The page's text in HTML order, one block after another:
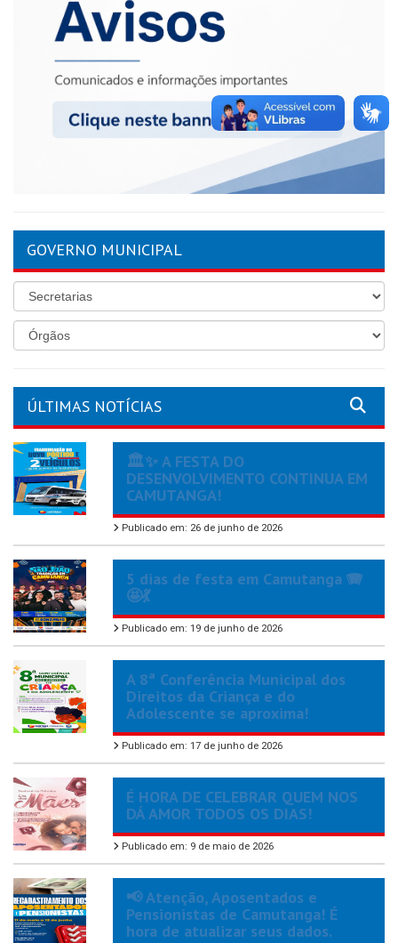
GOVERNO MUNICIPAL
ÚLTIMAS NOTÍCIAS
🏛️✨ A FESTA DO
DESENVOLVIMENTO CONTINUA EM
CAMUTANGA!
Publicado em: 26 de junho de 2026
5 dias de festa em Camutanga 🪗
🤩💃
Publicado em: 19 de junho de 2026
A 8ª Conferência Municipal dos
Direitos da Criança e do
Adolescente se aproxima!
Publicado em: 17 de junho de 2026
É HORA DE CELEBRAR QUEM NOS
DÁ AMOR TODOS OS DIAS!
Publicado em: 9 de maio de 2026
📢 Atenção, Aposentados e
Pensionistas de Camutanga! É
hora de atualizar seus dados.